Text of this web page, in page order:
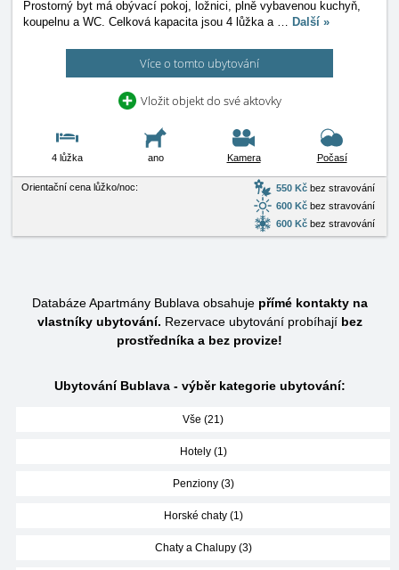
Prostorný byt má obývací pokoj, ložnici, plně vybavenou kuchyň,
koupelnu a WC. Celková kapacita jsou 4 lůžka a … Další »
Více o tomto ubytování
Vložit objekt do své aktovky
4 lůžka ano Kamera Počasí
Orientační cena lůžko/noc: 550 Kč bez stravování
600 Kč bez stravování
600 Kč bez stravování
Databáze Apartmány Bublava obsahuje přímé kontakty na
vlastníky ubytování. Rezervace ubytování probíhají bez
prostředníka a bez provize!
Ubytování Bublava - výběr kategorie ubytování:
Vše (21)
Hotely (1)
Penziony (3)
Horské chaty (1)
Chaty a Chalupy (3)